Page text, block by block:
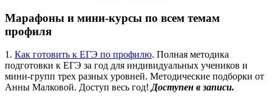
Марафоны и мини-курсы по всем темам
профиля
1. Как готовить к ЕГЭ по профилю. Полная методика
подготовки к ЕГЭ за год для индивидуальных учеников и
мини-групп трех разных уровней. Методические подборки от
Анны Малковой. Доступ весь год! Доступен в записи.